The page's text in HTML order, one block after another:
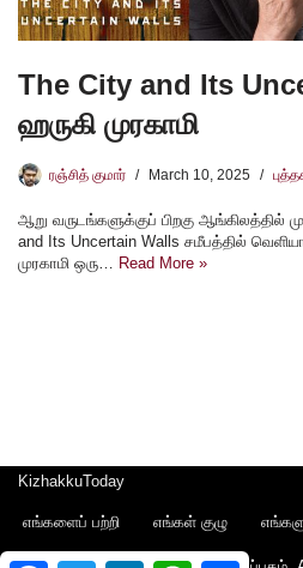
The City and Its
ஹருகி முரகாமி
ரஞ்சித் குமார் March 10, 2025
ஆறு வருடங்களுக்குப் பிறகு ஆங்கிலத்தில்
and Its Uncertain Walls சமீபத்தில்
முரகாமி ஒரு… Read More »
KizhakkuToday
எங்களைப் பற்றி எங்கள் குழு